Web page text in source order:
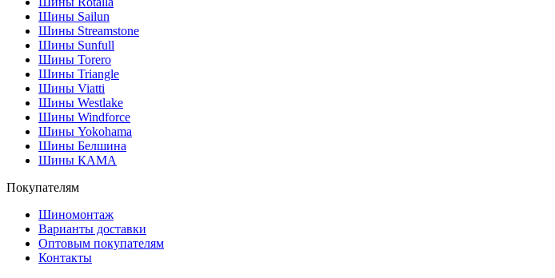
Шины Sailun
Шины Streamstone
Шины Sunfull
Шины Torero
Шины Triangle
Шины Viatti
Шины Westlake
Шины Windforce
Шины Yokohama
Шины Белшина
Шины КАМА
Покупателям
Шиномонтаж
Варианты доставки
Оптовым покупателям
Контакты